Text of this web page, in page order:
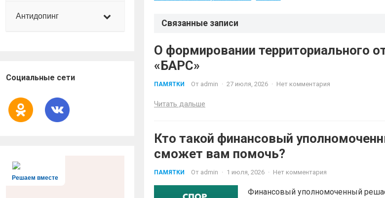
Антидопинг
Социальные сети
Решаем вместе
Связанные записи
О формировании территориального
«БАРС»
ПАМЯТКИ От admin · 27 июля, 2026 · Нет комментария
Читать дальше
Кто такой финансовый
сможет вам помочь?
ПАМЯТКИ От admin · 1 июля, 2026 · Нет комментария
Финансовый уполномоченный